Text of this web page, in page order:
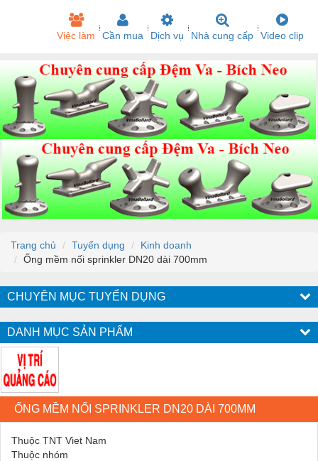
Việc làm Cần mua Dịch vụ Nhà cung cấp Video clip
Trang chủ Tuyển dụng
Kinh doanh
Ống mềm nối sprinkler DN20 dài 700mm
CHUYÊN MỤC TUYỂN DỤNG
DANH MỤC SẢN PHẨM
ỐNG MỀM NỐI SPRINKLER DN20 DÀI 700MM
Thuộc TNT Viet Nam
Thuộc nhóm